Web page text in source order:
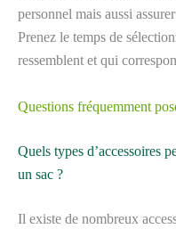
personnel mais aussi
Prenez le temps de
ressemblent et qui
Questions fréquemment
Quels types d’accessoires
un sac ?
Il existe de nombreux